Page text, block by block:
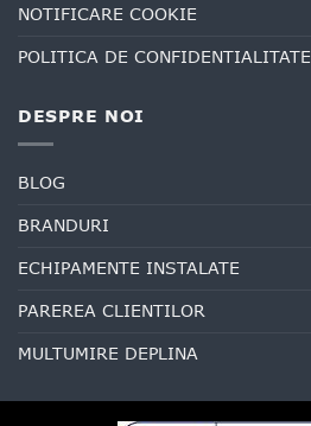
NOTIFICARE COOKIE
POLITICA DE CONFIDENTIALITATE
DESPRE NOI
BLOG
BRANDURI
ECHIPAMENTE INSTALATE
PAREREA CLIENTILOR
MULTUMIRE DEPLINA